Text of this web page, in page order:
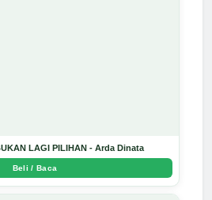
LAGI PILIHAN - Arda Dinata
Beli / Baca